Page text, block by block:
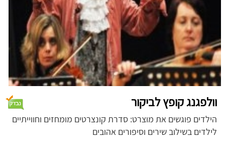
וולפגנג קופץ לביקור
הילדים פוגשים את מוצרט: סדרת קונצרטים מומחזים וחווייתיים
לילדים בשילוב שירים וסיפורים אהובים